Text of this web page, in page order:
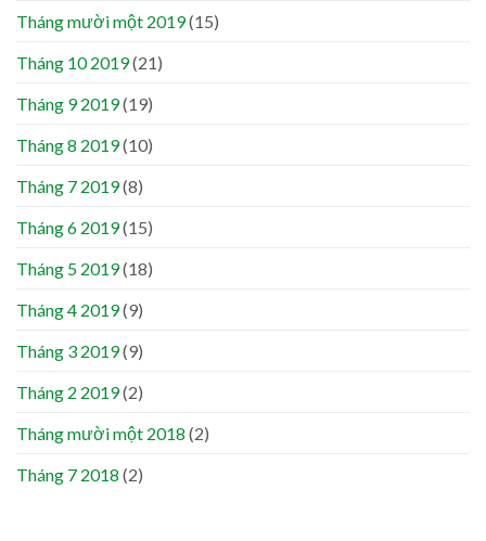
Tháng mười một 2019(15)
Tháng 10 2019(21)
Tháng 9 2019(19)
Tháng 8 2019(10)
Tháng 7 2019(8)
Tháng 6 2019(15)
Tháng 5 2019(18)
Tháng 4 2019(9)
Tháng 3 2019(9)
Tháng 2 2019(2)
Tháng mười một 2018 (2)
Tháng 7 2018 (2)